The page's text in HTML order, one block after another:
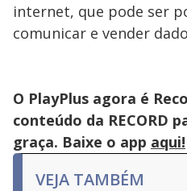
internet, que pode ser
comunicar e vender
O PlayPlus agora é
conteúdo da RECORD
graça. Baixe o app aqui!
VEJA TAMBÉM